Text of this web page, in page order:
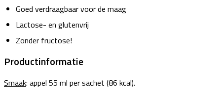
Goed verdraagbaar voor de maag
Lactose- en glutenvrij
Zonder fructose!
Productinformatie
Smaak: appel 55 ml per sachet (86 kcal).